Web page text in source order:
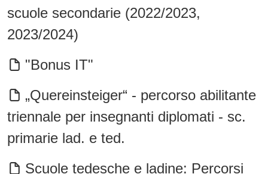
scuole secondarie (2022/2023,
2023/2024)
"Bonus IT"
„Quereinsteiger“ - percorso abilitante
triennale per insegnanti diplomati - sc.
primarie lad. e ted.
Scuole tedesche e ladine: Percorsi